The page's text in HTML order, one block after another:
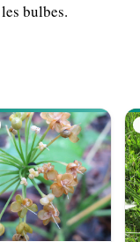
bulbes.